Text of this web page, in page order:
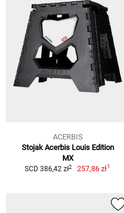
ACERBIS
Stojak Acerbis Louis Edition
MX
SCD 386,42 zł2 257,86 zł1